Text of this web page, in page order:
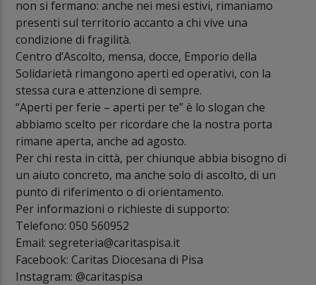
non si fermano: anche nei mesi estivi, rimaniamo
presenti sul territorio accanto a chi vive una
condizione di fragilità.
Centro d’Ascolto, mensa, docce, Emporio della
Solidarietà rimangono aperti ed operativi, con la
stessa cura e attenzione di sempre.
“Aperti per ferie – aperti per te” è lo slogan che
abbiamo scelto per ricordare che la nostra porta
rimane aperta, anche ad agosto.
Per chi resta in città, per chiunque abbia bisogno di
un aiuto concreto, ma anche solo di ascolto, di un
punto di riferimento o di orientamento.
Per informazioni o richieste di supporto:
Telefono: 050 560952
Email: segreteria@caritaspisa.it
Facebook: Caritas Diocesana di Pisa
Instagram: @caritaspisa